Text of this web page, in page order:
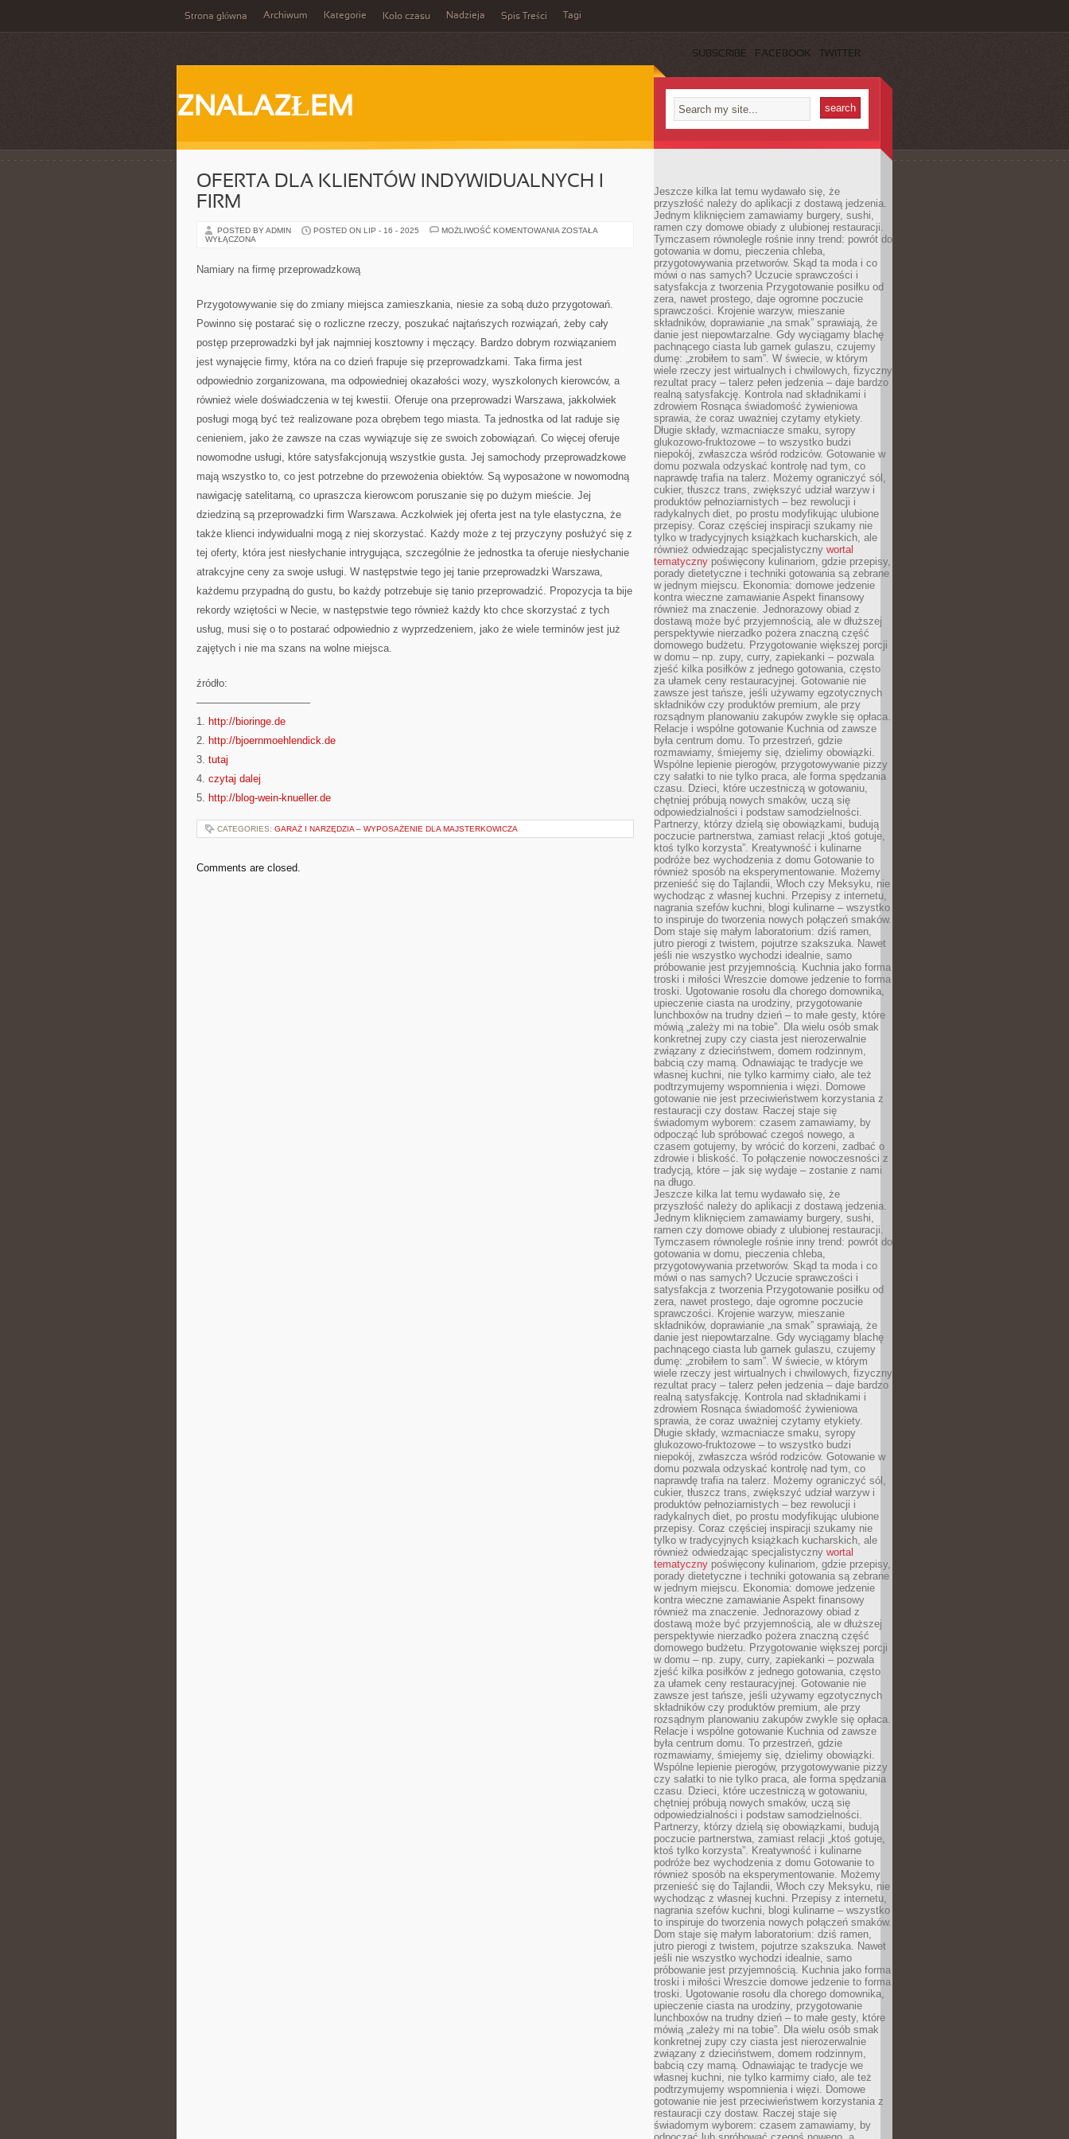
Strona główna Archiwum Kategorie Koło czasu Nadzieja Spis Treści Tagi
SUBSCRIBE FACEBOOK TWITTER
ZNALAZŁEM
OFERTA DLA KLIENTÓW INDYWIDUALNYCH I
FIRM
POSTED BY ADMIN POSTED ON LIP - 16 - 2025 MOŻLIWOŚĆ KOMENTOWANIA OFERTA
ZOSTAŁA
WYŁĄCZONA
Namiary na firmę przeprowadzkową
Przygotowywanie się do zmiany miejsca zamieszkania, niesie za sobą dużo przygotowań.
Powinno się postarać się o rozliczne rzeczy, poszukać najtańszych rozwiązań, żeby cały
postęp przeprowadzki był jak najmniej kosztowny i męczący. Bardzo dobrym rozwiązaniem
jest wynajęcie firmy, która na co dzień frapuje się przeprowadzkami. Taka firma jest
odpowiednio zorganizowana, ma odpowiedniej okazałości wozy, wyszkolonych kierowców, a
również wiele doświadczenia w tej kwestii. Oferuje ona przeprowadzi Warszawa, jakkolwiek
posługi mogą być też realizowane poza obrębem tego miasta. Ta jednostka od lat raduje się
cenieniem, jako że zawsze na czas wywiązuje się ze swoich zobowiązań. Co więcej oferuje
nowomodne usługi, które satysfakcjonują wszystkie gusta. Jej samochody przeprowadzkowe
mają wszystko to, co jest potrzebne do przewożenia obiektów. Są wyposażone w nowomodną
nawigację satelitarną, co upraszcza kierowcom poruszanie się po dużym mieście. Jej
dziedziną są przeprowadzki firm Warszawa. Aczkolwiek jej oferta jest na tyle elastyczna, że
także klienci indywidualni mogą z niej skorzystać. Każdy może z tej przyczyny posłużyć się z
tej oferty, która jest niesłychanie intrygująca, szczególnie że jednostka ta oferuje niesłychanie
atrakcyjne ceny za swoje usługi. W następstwie tego jej tanie przeprowadzki Warszawa,
każdemu przypadną do gustu, bo każdy potrzebuje się tanio przeprowadzić. Propozycja ta bije
rekordy wziętości w Necie, w następstwie tego również każdy kto chce skorzystać z tych
usług, musi się o to postarać odpowiednio z wyprzedzeniem, jako że wiele terminów jest już
zajętych i nie ma szans na wolne miejsca.
źródło:
———————————
1. http://bioringe.de
2. http://bjoernmoehlendick.de
3. tutaj
4. czytaj dalej
5. http://blog-wein-knueller.de
CATEGORIES: GARAŻ I NARZĘDZIA – WYPOSAŻENIE DLA MAJSTERKOWICZA
Comments are closed.
Jeszcze kilka lat temu wydawało się, że
przyszłość należy do aplikacji z dostawą jedzenia.
Jednym kliknięciem zamawiamy burgery, sushi,
ramen czy domowe obiady z ulubionej restauracji.
Tymczasem równolegle rośnie inny trend: powrót do
gotowania w domu, pieczenia chleba,
przygotowywania przetworów. Skąd ta moda i co
mówi o nas samych? Uczucie sprawczości i
satysfakcja z tworzenia Przygotowanie posiłku od
zera, nawet prostego, daje ogromne poczucie
sprawczości. Krojenie warzyw, mieszanie
składników, doprawianie „na smak” sprawiają, że
danie jest niepowtarzalne. Gdy wyciągamy blachę
pachnącego ciasta lub garnek gulaszu, czujemy
dumę: „zrobiłem to sam”. W świecie, w którym
wiele rzeczy jest wirtualnych i chwilowych, fizyczny
rezultat pracy – talerz pełen jedzenia – daje bardzo
realną satysfakcję. Kontrola nad składnikami i
zdrowiem Rosnąca świadomość żywieniowa
sprawia, że coraz uważniej czytamy etykiety.
Długie składy, wzmacniacze smaku, syropy
glukozowo-fruktozowe – to wszystko budzi
niepokój, zwłaszcza wśród rodziców. Gotowanie w
domu pozwala odzyskać kontrolę nad tym, co
naprawdę trafia na talerz. Możemy ograniczyć sól,
cukier, tłuszcz trans, zwiększyć udział warzyw i
produktów pełnoziarnistych – bez rewolucji i
radykalnych diet, po prostu modyfikując ulubione
przepisy. Coraz częściej inspiracji szukamy nie
tylko w tradycyjnych książkach kucharskich, ale
również odwiedzając specjalistyczny wortal
tematyczny poświęcony kulinariom, gdzie przepisy,
porady dietetyczne i techniki gotowania są zebrane
w jednym miejscu. Ekonomia: domowe jedzenie
kontra wieczne zamawianie Aspekt finansowy
również ma znaczenie. Jednorazowy obiad z
dostawą może być przyjemnością, ale w dłuższej
perspektywie nierzadko pożera znaczną część
domowego budżetu. Przygotowanie większej porcji
w domu – np. zupy, curry, zapiekanki – pozwala
zjeść kilka posiłków z jednego gotowania, często
za ułamek ceny restauracyjnej. Gotowanie nie
zawsze jest tańsze, jeśli używamy egzotycznych
składników czy produktów premium, ale przy
rozsądnym planowaniu zakupów zwykle się opłaca.
Relacje i wspólne gotowanie Kuchnia od zawsze
była centrum domu. To przestrzeń, gdzie
rozmawiamy, śmiejemy się, dzielimy obowiązki.
Wspólne lepienie pierogów, przygotowywanie pizzy
czy sałatki to nie tylko praca, ale forma spędzania
czasu. Dzieci, które uczestniczą w gotowaniu,
chętniej próbują nowych smaków, uczą się
odpowiedzialności i podstaw samodzielności.
Partnerzy, którzy dzielą się obowiązkami, budują
poczucie partnerstwa, zamiast relacji „ktoś gotuje,
ktoś tylko korzysta”. Kreatywność i kulinarne
podróże bez wychodzenia z domu Gotowanie to
również sposób na eksperymentowanie. Możemy
przenieść się do Tajlandii, Włoch czy Meksyku, nie
wychodząc z własnej kuchni. Przepisy z internetu,
nagrania szefów kuchni, blogi kulinarne – wszystko
to inspiruje do tworzenia nowych połączeń smaków.
Dom staje się małym laboratorium: dziś ramen,
jutro pierogi z twistem, pojutrze szakszuka. Nawet
jeśli nie wszystko wychodzi idealnie, samo
próbowanie jest przyjemnością. Kuchnia jako forma
troski i miłości Wreszcie domowe jedzenie to forma
troski. Ugotowanie rosołu dla chorego domownika,
upieczenie ciasta na urodziny, przygotowanie
lunchboxów na trudny dzień – to małe gesty, które
mówią „zależy mi na tobie”. Dla wielu osób smak
konkretnej zupy czy ciasta jest nierozerwalnie
związany z dzieciństwem, domem rodzinnym,
babcią czy mamą. Odnawiając te tradycje we
własnej kuchni, nie tylko karmimy ciało, ale też
podtrzymujemy wspomnienia i więzi. Domowe
gotowanie nie jest przeciwieństwem korzystania z
restauracji czy dostaw. Raczej staje się
świadomym wyborem: czasem zamawiamy, by
odpocząć lub spróbować czegoś nowego, a
czasem gotujemy, by wrócić do korzeni, zadbać o
zdrowie i bliskość. To połączenie nowoczesności z
tradycją, które – jak się wydaje – zostanie z nami
na długo.
Jeszcze kilka lat temu wydawało się, że
przyszłość należy do aplikacji z dostawą jedzenia.
Jednym kliknięciem zamawiamy burgery, sushi,
ramen czy domowe obiady z ulubionej restauracji.
Tymczasem równolegle rośnie inny trend: powrót do
gotowania w domu, pieczenia chleba,
przygotowywania przetworów. Skąd ta moda i co
mówi o nas samych? Uczucie sprawczości i
satysfakcja z tworzenia Przygotowanie posiłku od
zera, nawet prostego, daje ogromne poczucie
sprawczości. Krojenie warzyw, mieszanie
składników, doprawianie „na smak” sprawiają, że
danie jest niepowtarzalne. Gdy wyciągamy blachę
pachnącego ciasta lub garnek gulaszu, czujemy
dumę: „zrobiłem to sam”. W świecie, w którym
wiele rzeczy jest wirtualnych i chwilowych, fizyczny
rezultat pracy – talerz pełen jedzenia – daje bardzo
realną satysfakcję. Kontrola nad składnikami i
zdrowiem Rosnąca świadomość żywieniowa
sprawia, że coraz uważniej czytamy etykiety.
Długie składy, wzmacniacze smaku, syropy
glukozowo-fruktozowe – to wszystko budzi
niepokój, zwłaszcza wśród rodziców. Gotowanie w
domu pozwala odzyskać kontrolę nad tym, co
naprawdę trafia na talerz. Możemy ograniczyć sól,
cukier, tłuszcz trans, zwiększyć udział warzyw i
produktów pełnoziarnistych – bez rewolucji i
radykalnych diet, po prostu modyfikując ulubione
przepisy. Coraz częściej inspiracji szukamy nie
tylko w tradycyjnych książkach kucharskich, ale
również odwiedzając specjalistyczny wortal
tematyczny poświęcony kulinariom, gdzie przepisy,
porady dietetyczne i techniki gotowania są zebrane
w jednym miejscu. Ekonomia: domowe jedzenie
kontra wieczne zamawianie Aspekt finansowy
również ma znaczenie. Jednorazowy obiad z
dostawą może być przyjemnością, ale w dłuższej
perspektywie nierzadko pożera znaczną część
domowego budżetu. Przygotowanie większej porcji
w domu – np. zupy, curry, zapiekanki – pozwala
zjeść kilka posiłków z jednego gotowania, często
za ułamek ceny restauracyjnej. Gotowanie nie
zawsze jest tańsze, jeśli używamy egzotycznych
składników czy produktów premium, ale przy
rozsądnym planowaniu zakupów zwykle się opłaca.
Relacje i wspólne gotowanie Kuchnia od zawsze
była centrum domu. To przestrzeń, gdzie
rozmawiamy, śmiejemy się, dzielimy obowiązki.
Wspólne lepienie pierogów, przygotowywanie pizzy
czy sałatki to nie tylko praca, ale forma spędzania
czasu. Dzieci, które uczestniczą w gotowaniu,
chętniej próbują nowych smaków, uczą się
odpowiedzialności i podstaw samodzielności.
Partnerzy, którzy dzielą się obowiązkami, budują
poczucie partnerstwa, zamiast relacji „ktoś gotuje,
ktoś tylko korzysta”. Kreatywność i kulinarne
podróże bez wychodzenia z domu Gotowanie to
również sposób na eksperymentowanie. Możemy
przenieść się do Tajlandii, Włoch czy Meksyku, nie
wychodząc z własnej kuchni. Przepisy z internetu,
nagrania szefów kuchni, blogi kulinarne – wszystko
to inspiruje do tworzenia nowych połączeń smaków.
Dom staje się małym laboratorium: dziś ramen,
jutro pierogi z twistem, pojutrze szakszuka. Nawet
jeśli nie wszystko wychodzi idealnie, samo
próbowanie jest przyjemnością. Kuchnia jako forma
troski i miłości Wreszcie domowe jedzenie to forma
troski. Ugotowanie rosołu dla chorego domownika,
upieczenie ciasta na urodziny, przygotowanie
lunchboxów na trudny dzień – to małe gesty, które
mówią „zależy mi na tobie”. Dla wielu osób smak
konkretnej zupy czy ciasta jest nierozerwalnie
związany z dzieciństwem, domem rodzinnym,
babcią czy mamą. Odnawiając te tradycje we
własnej kuchni, nie tylko karmimy ciało, ale też
podtrzymujemy wspomnienia i więzi. Domowe
gotowanie nie jest przeciwieństwem korzystania z
restauracji czy dostaw. Raczej staje się
świadomym wyborem: czasem zamawiamy, by